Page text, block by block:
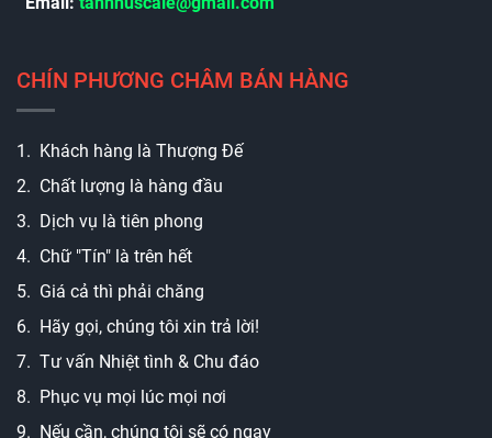
CHÍN PHƯƠNG CHÂM BÁN HÀNG
1. Khách hàng là Thượng Đế
2. Chất lượng là hàng đầu
3. Dịch vụ là tiên phong
4. Chữ "Tín" là trên hết
5. Giá cả thì phải chăng
6. Hãy gọi, chúng tôi xin trả lời!
7. Tư vấn Nhiệt tình & Chu đáo
8. Phục vụ mọi lúc mọi nơi
9. Nếu cần, chúng tôi sẽ có ngay